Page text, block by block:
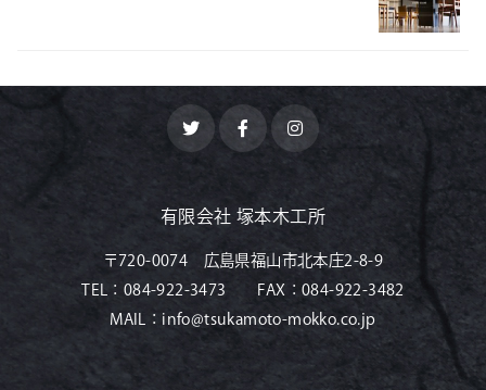
有限会社 塚本木工所
〒720-0074 広島県福山市北本庄2-8-9
TEL： 084-922-3473 FAX： 084-922-3482
MAIL： info@tsukamoto-mokko.co.jp